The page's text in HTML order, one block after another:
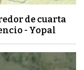
de cuarta
- Yopal